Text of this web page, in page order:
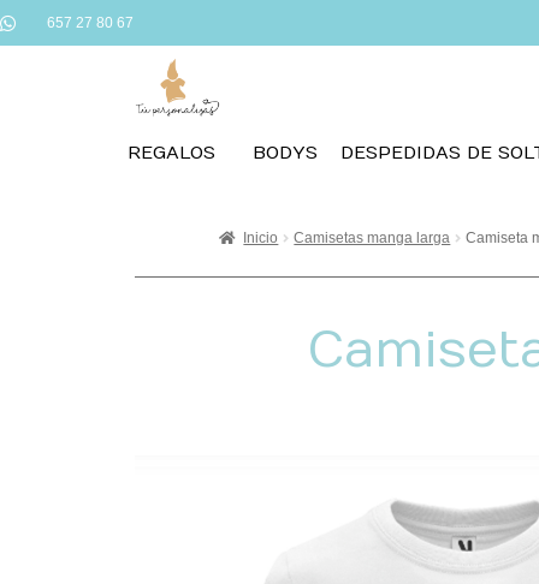
657 27 80 67
REGALOS BODYS DESPEDIDAS DE
Inicio Camisetas manga larga Camiseta